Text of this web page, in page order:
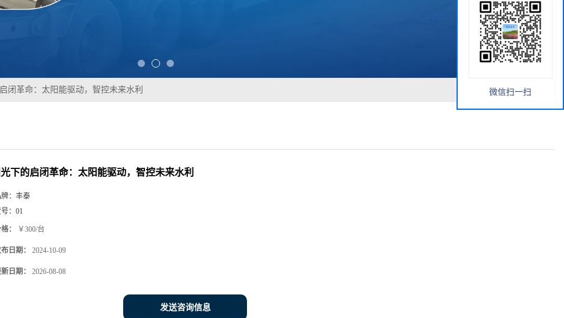
闭革命：太阳能驱动，智控未来水利
光下的启闭革命：太阳能驱动，智控未来水利
： 丰泰
： 01
： ￥300/台
日期： 2024-10-09
日期： 2026-08-08
发送咨询信息
微信扫一扫